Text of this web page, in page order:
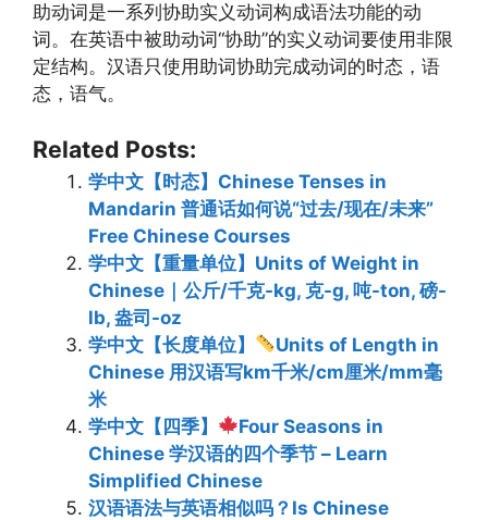
助动词是一系列协助实义动词构成语法功能的动
词。在英语中被助动词“协助”的实义动词要使用非限
定结构。汉语只使用助词协助完成动词的时态，语
态，语气。
Related Posts:
学中文【时态】Chinese Tenses in
Mandarin 普通话如何说“过去/现在/未来”
Free Chinese Courses
学中文【重量单位】Units of Weight in
Chinese｜公斤/千克-kg, 克-g, 吨-ton, 磅-
lb, 盎司-oz
学中文【长度单位】
Units of Length in
Chinese 用汉语写km千米/cm厘米/mm毫
米
学中文【四季】
Four Seasons in
Chinese 学汉语的四个季节 – Learn
Simplified Chinese
汉语语法与英语相似吗？Is Chinese